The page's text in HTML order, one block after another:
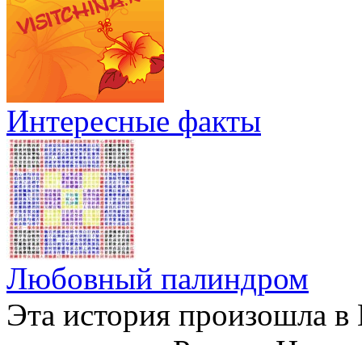
Интересные факты
Любовный палиндром
Эта история произошла в